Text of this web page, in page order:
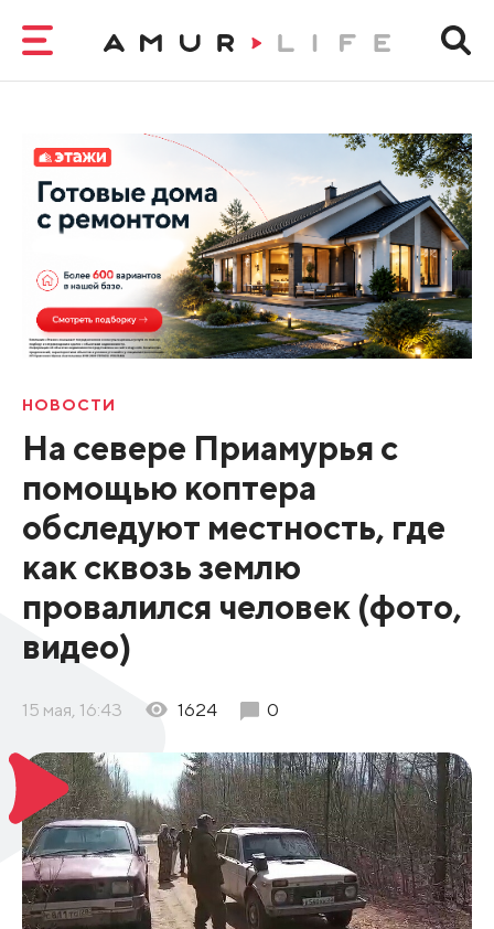
НОВОСТИ
На севере Приамурья с
помощью коптера
обследуют местность, где
как сквозь землю
провалился человек (фото,
видео)
15 мая, 16:43 1624 0